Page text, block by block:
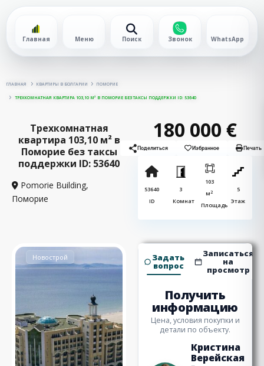
Главная Меню Поиск Звонок WhatsApp
ГЛАВНАЯ КВАРТИРЫ В БОЛГАРИИ ПОМОРИЕ
ТРЕХКОМНАТНАЯ КВАРТИРА 103,10 М² В ПОМОРИЕ БЕЗ ТАКСЫ ПОДДЕРЖКИ ID: 53640
Трехкомнатная
квартира 103,10 м² в
Поморие без таксы
поддержки ID: 53640
Pomorie Building,
Поморие
180 000 €
Поделиться Избранное Печать
53640
ID
3
Комнат
103
м2
Площадь
5
Этаж
Новострой Задать
вопрос
Записаться
на
просмотр
Получить
информацию
Цена, условия покупки и
детали по объекту.
Кристина
Верейская